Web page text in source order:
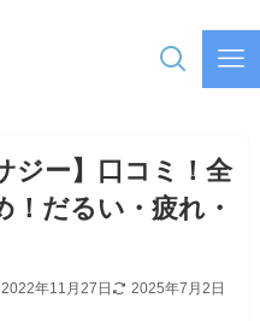
ジー】口コミ！全
！だるい・疲れ・
2022年11月27日 2025年7月2日